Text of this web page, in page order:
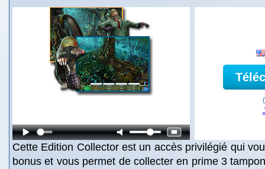
Cette Edition Collector est un accès privilégié qui
bonus et vous permet de collecter en prime 3